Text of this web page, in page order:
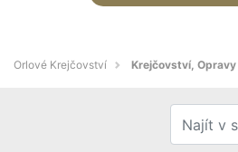
Orlové Krejčovství Krejčovství,